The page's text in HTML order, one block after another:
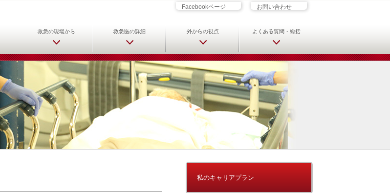
救急医学会 救急医をめざす君へ 救急科専門医・専攻医
Facebookページ お問い合わせ
救急の現場から 救急医の詳細 外からの視点 よくある質問・総括
私のキャリアプラン